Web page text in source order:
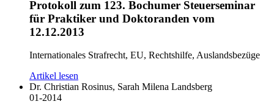
Protokoll zum 123. Bochumer Steuerseminar
für Praktiker und Doktoranden vom
12.12.2013
Internationales Strafrecht, EU, Rechtshilfe, Auslandsbezüge
Artikel lesen
Dr. Christian Rosinus, Sarah Milena Landsberg
01-2014